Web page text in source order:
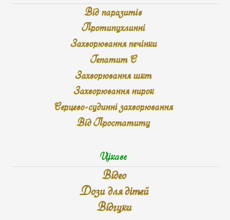
Від паразитів
Протипухлинні
Захворювання печінки
Гепатит С
Захворювання шкт
Захворювання нирок
Серцево-судинні захворювання
Від Простатиту
Цікаве
Відео
Дози для дітей
Відгуки